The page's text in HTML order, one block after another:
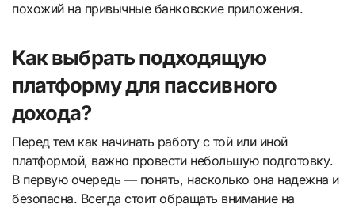
похожий на привычные банковские приложения.
Как выбрать подходящую
платформу для пассивного
дохода?
Перед тем как начинать работу с той или иной
платформой, важно провести небольшую подготовку.
В первую очередь — понять, насколько она надежна и
безопасна. Всегда стоит обращать внимание на